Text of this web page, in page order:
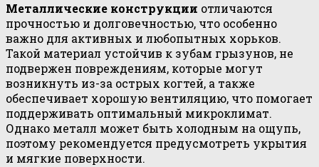
Металлические конструкции отличаются
прочностью и долговечностью, что особенно
важно для активных и любопытных хорьков.
Такой материал устойчив к зубам грызунов, не
подвержен повреждениям, которые могут
возникнуть из-за острых когтей, а также
обеспечивает хорошую вентиляцию, что помогает
поддерживать оптимальный микроклимат.
Однако металл может быть холодным на ощупь,
поэтому рекомендуется предусмотреть укрытия
и мягкие поверхности.